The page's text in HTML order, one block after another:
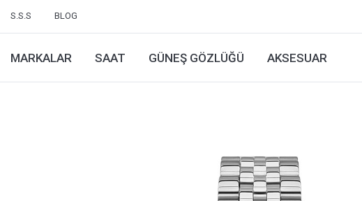
S.S.S BLOG
MARKALAR SAAT GÜNEŞ GÖZLÜĞÜ AKSESUAR